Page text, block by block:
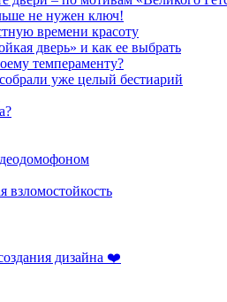
не нужен ключ!
времени красоту
дверь» и как ее выбрать
темпераменту?
уже целый бестиарий
дизайна ❤️